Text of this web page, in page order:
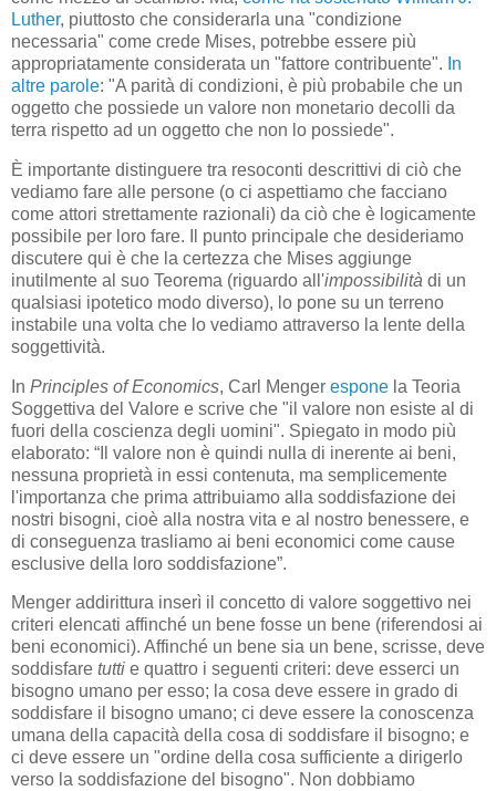
Luther, piuttosto che considerarla una "condizione
necessaria" come crede Mises, potrebbe essere più
appropriatamente considerata un "fattore contribuente". In
altre parole: "A parità di condizioni, è più probabile che un
oggetto che possiede un valore non monetario decolli da
terra rispetto ad un oggetto che non lo possiede".
È importante distinguere tra resoconti descrittivi di ciò che
vediamo fare alle persone (o ci aspettiamo che facciano
come attori strettamente razionali) da ciò che è logicamente
possibile per loro fare. Il punto principale che desideriamo
discutere qui è che la certezza che Mises aggiunge
inutilmente al suo Teorema (riguardo all'impossibilità di un
qualsiasi ipotetico modo diverso), lo pone su un terreno
instabile una volta che lo vediamo attraverso la lente della
soggettività.
In Principles of Economics, Carl Menger espone la Teoria
Soggettiva del Valore e scrive che "il valore non esiste al di
fuori della coscienza degli uomini". Spiegato in modo più
elaborato: “Il valore non è quindi nulla di inerente ai beni,
nessuna proprietà in essi contenuta, ma semplicemente
l'importanza che prima attribuiamo alla soddisfazione dei
nostri bisogni, cioè alla nostra vita e al nostro benessere, e
di conseguenza trasliamo ai beni economici come cause
esclusive della loro soddisfazione”.
Menger addirittura inserì il concetto di valore soggettivo nei
criteri elencati affinché un bene fosse un bene (riferendosi ai
beni economici). Affinché un bene sia un bene, scrisse, deve
soddisfare tutti e quattro i seguenti criteri: deve esserci un
bisogno umano per esso; la cosa deve essere in grado di
soddisfare il bisogno umano; ci deve essere la conoscenza
umana della capacità della cosa di soddisfare il bisogno; e
ci deve essere un "ordine della cosa sufficiente a dirigerlo
verso la soddisfazione del bisogno". Non dobbiamo